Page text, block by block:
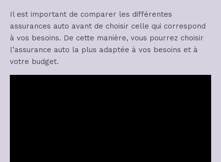
Il est important de comparer les différentes
assurances auto avant de choisir celle qui correspond
à vos besoins. De cette manière, vous pourrez choisir
l’assurance auto la plus adaptée à vos besoins et à
votre budget.